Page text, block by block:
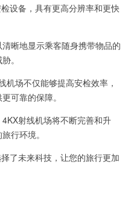
备，具有更高分辨率和更快
晰地显示乘客随身携带物品的
。
场不仅能够提高安检效率，
可靠的保障。
射线机场将不断完善和升
行环境。
未来科技，让您的旅行更加